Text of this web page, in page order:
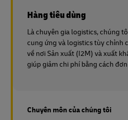
Hàng tiêu dùng
Là chuyên gia logistics, chúng
cung ứng và logistics tùy chỉnh
về nơi Sản xuất (I2M) và xuất
giúp giảm chi phí bằng cách
Chuyên môn của chúng tôi